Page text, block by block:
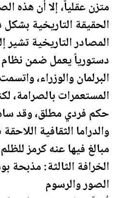
متزن عقلياً، إلا أن هذه
الحقيقة التاريخية
المصادر التاريخية تشير
دستورياً يعمل ضمن
البرلمان والوزراء،
المستعمرات بالصرامة،
حكم فردي مطلق، وقد
والدراما الثقافية
مبالغ فيها عنه كرمز
الخرافة الثالثة:
الصور والرسوم